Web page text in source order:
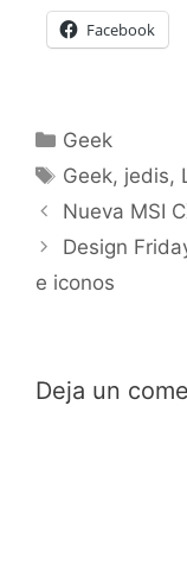
Facebook
Categorías
Geek
Etiquetas
Geek, jedis,
Nueva MSI
Design
e iconos
Deja un